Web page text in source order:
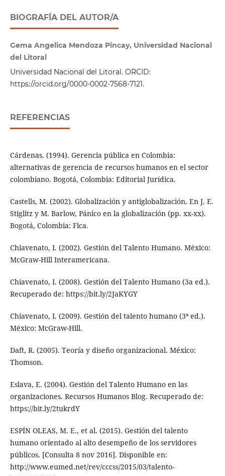
BIOGRAFÍA DEL AUTOR/A
Gema Angelica Mendoza Pincay, Universidad Nacional
del Litoral
Universidad Nacional del Litoral. ORCID:
https://orcid.org/0000-0002-7568-7121.
REFERENCIAS
Cárdenas. (1994). Gerencia pública en Colombia:
alternativas de gerencia de recursos humanos en el sector
colombiano. Bogotá, Colombia: Editorial Jurídica.
Castells, M. (2002). Globalización y antiglobalización. En J. E.
Stiglitz y M. Barlow, Pánico en la globalización (pp. xx-xx).
Bogotá, Colombia: Fica.
Chiavenato, I. (2002). Gestión del Talento Humano. México:
McGraw-Hill Interamericana.
Chiavenato, I. (2008). Gestión del Talento Humano (3a ed.).
Recuperado de: https://bit.ly/2JaKYGY
Chiavenato, I. (2009). Gestión del talento humano (3ª ed.).
México: McGraw-Hill.
Daft, R. (2005). Teoría y diseño organizacional. México:
Thomson.
Eslava, E. (2004). Gestión del Talento Humano en las
organizaciones. Recursos Humanos Blog. Recuperado de:
https://bit.ly/2tukrdY
ESPÍN OLEAS, M. E., et al. (2015). Gestión del talento
humano orientado al alto desempeño de los servidores
públicos. [Consulta 8 nov 2016]. Disponible en:
http://www.eumed.net/rev/cccss/2015/03/talento-